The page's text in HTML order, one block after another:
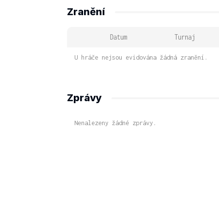
Zranění
Datum Turnaj
U hráče nejsou evidována žádná zranění.
Zprávy
Nenalezeny žádné zprávy.